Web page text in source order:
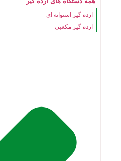
ارده گیر استوانه ای
ارده گیر مکعبی